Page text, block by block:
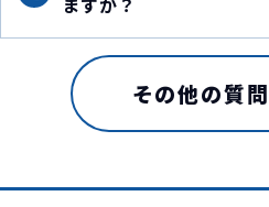
その他の質